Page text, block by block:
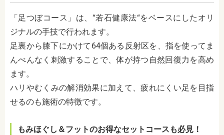
「足つぼコース」は、“若石健康法“をベースにしたオリ
ジナルの手技で行われます。
足裏から膝下にかけて64個ある反射区を、指を使ってま
んべんなく刺激することで、体が持つ自然回復力を高め
ます。
ハリやむくみの解消効果に加えて、疲れにくい足を目指
せるのも施術の特徴です。
もみほぐし＆フットのお得なセットコースも必見！